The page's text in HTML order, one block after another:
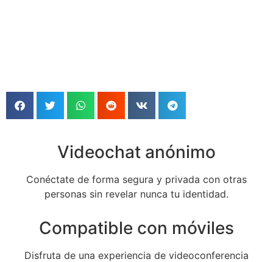
Videochat anónimo
Conéctate de forma segura y privada con otras
personas sin revelar nunca tu identidad.
Compatible con móviles
Disfruta de una experiencia de videoconferencia